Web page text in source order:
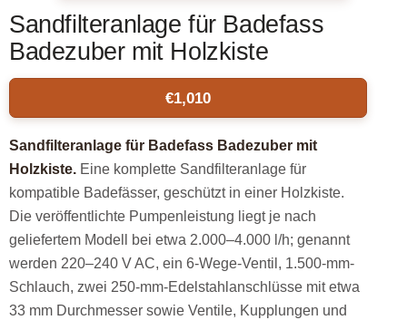
Sandfilteranlage für Badefass
Badezuber mit Holzkiste
€1,010
Sandfilteranlage für Badefass Badezuber mit
Holzkiste. Eine komplette Sandfilteranlage für
kompatible Badefässer, geschützt in einer Holzkiste.
Die veröffentlichte Pumpenleistung liegt je nach
geliefertem Modell bei etwa 2.000–4.000 l/h; genannt
werden 220–240 V AC, ein 6-Wege-Ventil, 1.500-mm-
Schlauch, zwei 250-mm-Edelstahlanschlüsse mit etwa
33 mm Durchmesser sowie Ventile, Kupplungen und